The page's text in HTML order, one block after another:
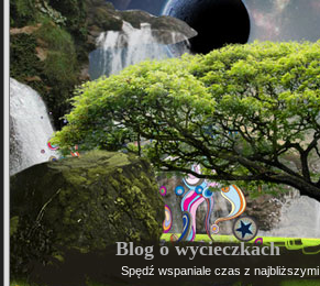
Blog o wycieczkach
Spędź wspaniale czas z najbliższymi